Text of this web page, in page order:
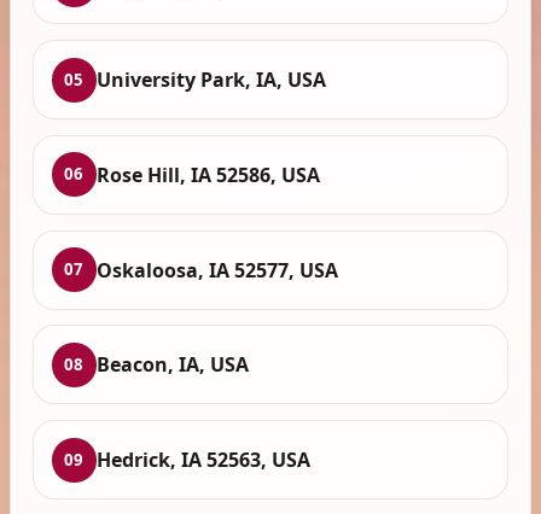
05 University Park, IA, USA
06 Rose Hill, IA 52586, USA
07 Oskaloosa, IA 52577, USA
08 Beacon, IA, USA
09 Hedrick, IA 52563, USA